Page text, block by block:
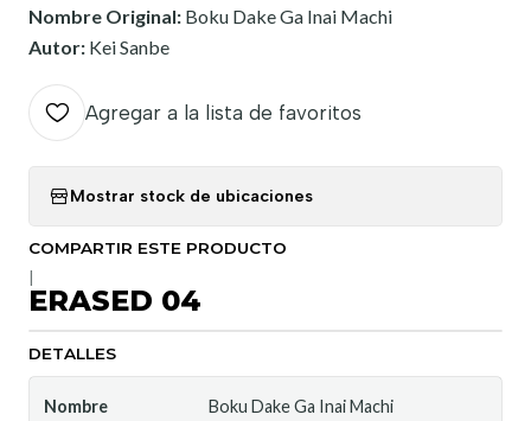
Nombre Original: Boku Dake Ga Inai Machi
Autor: Kei Sanbe
Agregar a la lista de favoritos
Mostrar stock de ubicaciones
COMPARTIR ESTE PRODUCTO
ERASED 04
DETALLES
Nombre
Boku Dake Ga Inai Machi